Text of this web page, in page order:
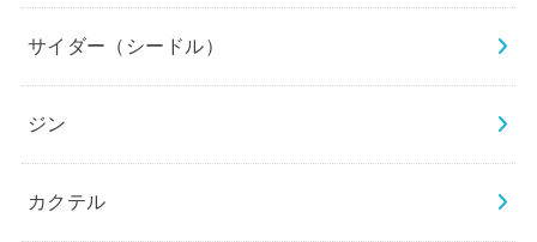
サイダー（シードル）
ジン
カクテル